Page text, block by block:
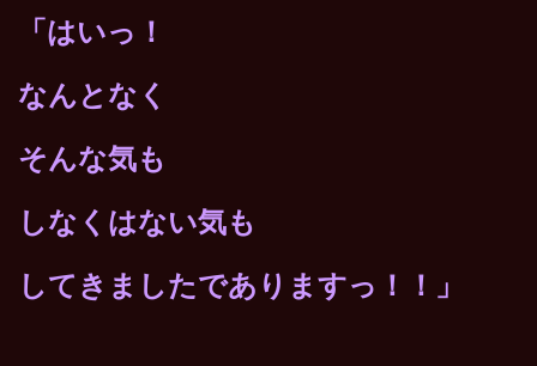
「はいっ！
なんとなく
そんな気も
しなくはない気も
してきましたでありますっ！！」